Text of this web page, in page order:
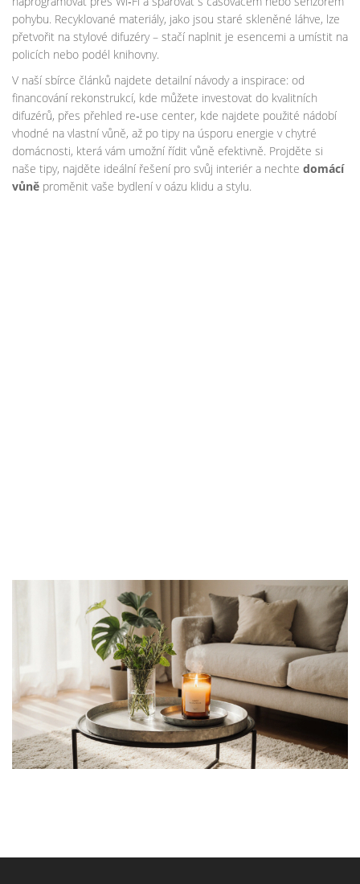
pohybu. Recyklované materiály, jako jsou staré skleněné láhve, lze
přetvořit na stylové difuzéry – stačí naplnit je esencemi a umístit na
policích nebo podél knihovny.
V naší sbírce článků najdete detailní návody a inspirace: od
financování rekonstrukcí, kde můžete investovat do kvalitních
difuzérů, přes přehled re‑use center, kde najdete použité nádobí
vhodné na vlastní vůně, až po tipy na úsporu energie v chytré
domácnosti, která vám umožní řídit vůně efektivně. Projděte si
naše tipy, najděte ideální řešení pro svůj interiér a nechte domácí
vůně proměnit vaše bydlení v oázu klidu a stylu.